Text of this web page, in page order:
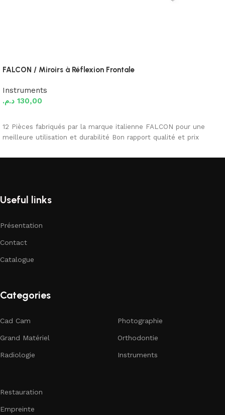
FALCON / Miroirs à Réflexion Frontale
Instruments
130,00 د.م.
12 Pièces fabriqués par la marque italienne FALCON pour une
meilleure utilisation et durabilité Bon rapport qualité et prix
Useful links
Présentation
Contact
Catalogue
Categories
Cad Cam
Grand Matériel
Radiologie
Photographie
Orthodontie
Instruments
Restauration
Empreinte